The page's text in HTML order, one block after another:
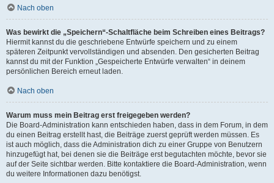
Nach oben
Was bewirkt die „Speichern“-Schaltfläche beim Schreiben eines Beitrags?
Hiermit kannst du die geschriebene Entwürfe speichern und zu einem
späteren Zeitpunkt vervollständigen und absenden. Den gesicherten Beitrag
kannst du mit der Funktion „Gespeicherte Entwürfe verwalten“ in deinem
persönlichen Bereich erneut laden.
Nach oben
Warum muss mein Beitrag erst freigegeben werden?
Die Board-Administration kann entschieden haben, dass in dem Forum, in dem
du einen Beitrag erstellt hast, die Beiträge zuerst geprüft werden müssen. Es
ist auch möglich, dass die Administration dich zu einer Gruppe von Benutzern
hinzugefügt hat, bei denen sie die Beiträge erst begutachten möchte, bevor sie
auf der Seite sichtbar werden. Bitte kontaktiere die Board-Administration, wenn
du weitere Informationen dazu benötigst.